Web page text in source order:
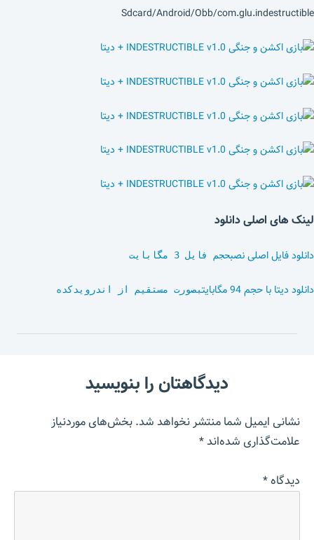
Sdcard/Android/Obb/com.glu.indestructible
لینک های اصلی دانلود
دانلود فایل اصلی نصبحجم فایل 3 مگابایت
دانلود دیتا با حجم 94 مگابایت بصورت مستقیم از اندرویدکده
دیدگاهتان را بنویسید
نشانی ایمیل شما منتشر نخواهد شد.بخش‌های موردنیاز
علامت‌گذاری شده‌اند*
دیدگاه*